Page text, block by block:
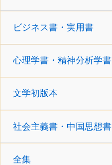
ビジネス書・実用書
心理学書・精神分析学書
文学初版本
社会主義書・中国思想書
全集